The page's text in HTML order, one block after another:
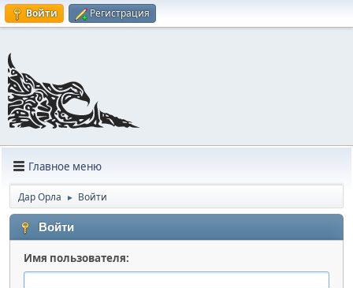
Войти Регистрация
Главное меню
Дар Орла ► Войти
Войти
Имя пользователя: